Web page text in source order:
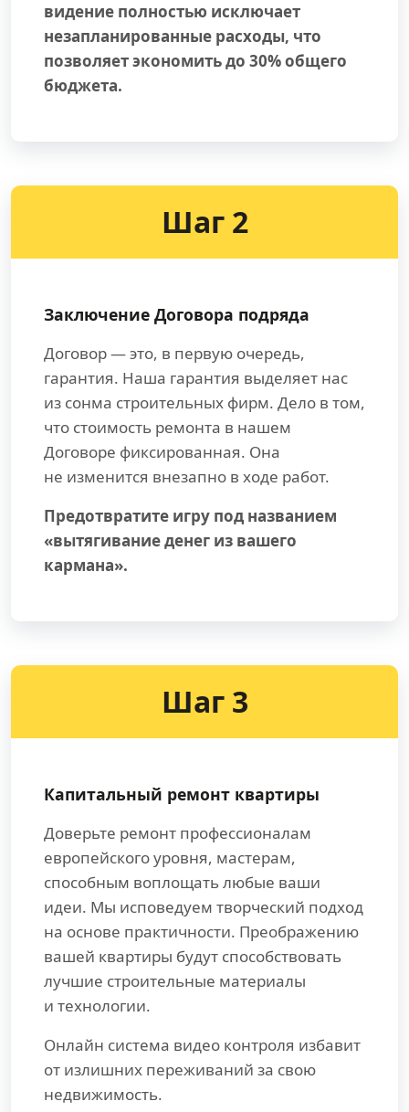
видение полностью исключает
незапланированные расходы, что
позволяет экономить до 30% общего
бюджета.
Шаг 2
Заключение Договора подряда
Договор — это, в первую очередь,
гарантия. Наша гарантия выделяет нас
из сонма строительных фирм. Дело в том,
что стоимость ремонта в нашем
Договоре фиксированная. Она
не изменится внезапно в ходе работ.
Предотвратите игру под названием
«вытягивание денег из вашего
кармана».
Шаг 3
Капитальный ремонт квартиры
Доверьте ремонт профессионалам
европейского уровня, мастерам,
способным воплощать любые ваши
идеи. Мы исповедуем творческий подход
на основе практичности. Преображению
вашей квартиры будут способствовать
лучшие строительные материалы
и технологии.
Онлайн система видео контроля избавит
от излишних переживаний за свою
недвижимость.